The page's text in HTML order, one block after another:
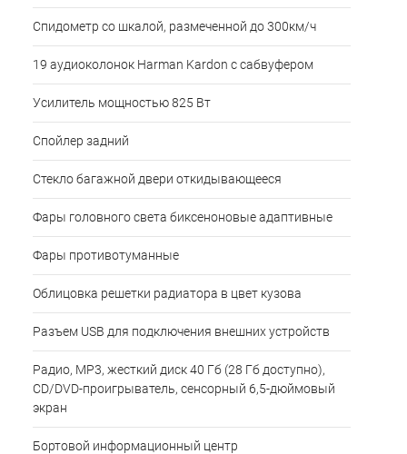
Спидометр со шкалой, размеченной до 300км/ч
19 аудиоколонок Harman Kardon c сабвуфером
Усилитель мощностью 825 Вт
Спойлер задний
Стекло багажной двери откидывающееся
Фары головного света биксеноновые адаптивные
Фары противотуманные
Облицовка решетки радиатора в цвет кузова
Разъем USB для подключения внешних устройств
Радио, MP3, жесткий диск 40 Гб (28 Гб доступно),
CD/DVD-проигрыватель, сенсорный 6,5-дюймовый
экран
Бортовой информационный центр